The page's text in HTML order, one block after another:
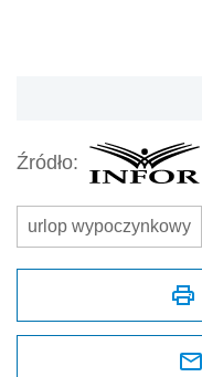
Źródło:
urlop wypoczynkowy